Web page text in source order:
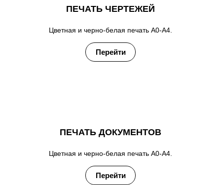
ПЕЧАТЬ ЧЕРТЕЖЕЙ
Цветная и черно-белая печать А0-А4
Перейти
ПЕЧАТЬ ДОКУМЕНТОВ
Цветная и черно-белая печать А0-А4.
Перейти